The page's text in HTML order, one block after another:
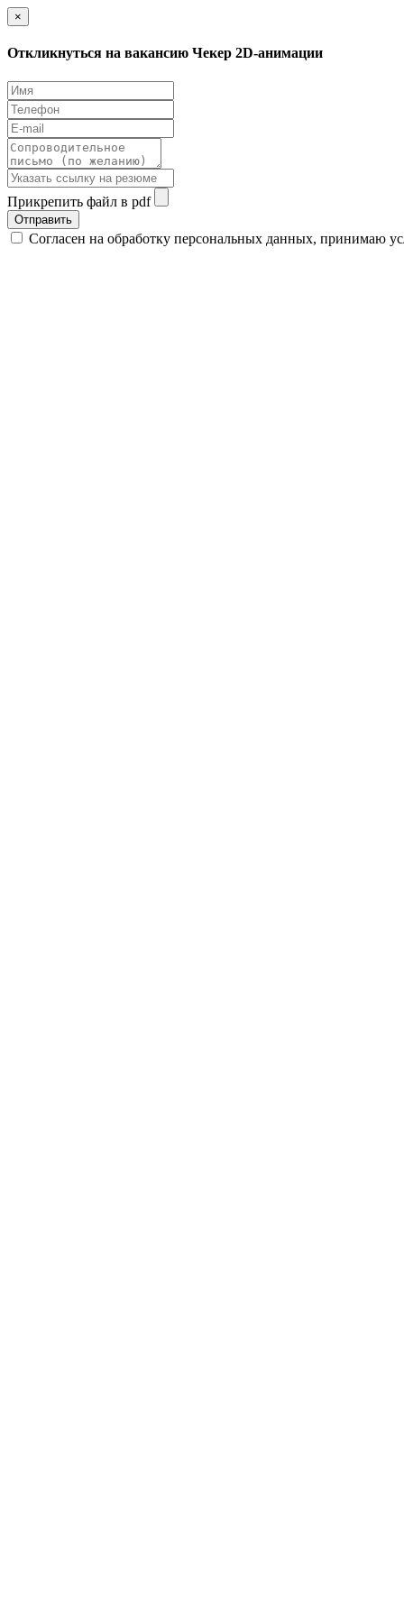
×
Откликнуться на вакансию Чекер 2D-анимации
Прикрепить файл в pdf
Отправить
Согласен на обработку персональных данных, принимаю